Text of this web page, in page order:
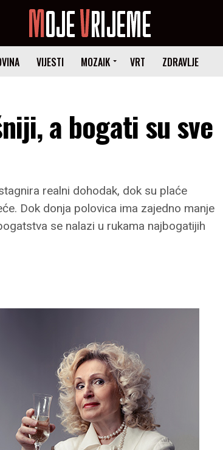
VIJESTI MOZAIK VRT ZDRAVLJE
a bogati su sve
realni dohodak, dok su plaće
Dok donja polovica ima zajedno manje
se nalazi u rukama najbogatijih